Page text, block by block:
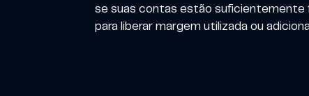
se suas contas estão suficientemente
para liberar margem utilizada ou